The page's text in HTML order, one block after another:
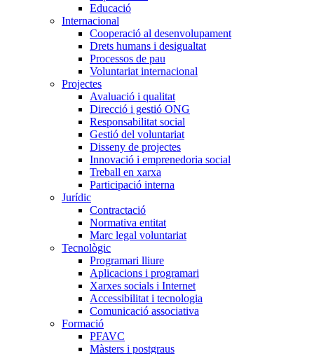
Educació
Internacional
Cooperació al desenvolupament
Drets humans i desigualtat
Processos de pau
Voluntariat internacional
Projectes
Avaluació i qualitat
Direcció i gestió ONG
Responsabilitat social
Gestió del voluntariat
Disseny de projectes
Innovació i emprenedoria social
Treball en xarxa
Participació interna
Jurídic
Contractació
Normativa entitat
Marc legal voluntariat
Tecnològic
Programari lliure
Aplicacions i programari
Xarxes socials i Internet
Accessibilitat i tecnologia
Comunicació associativa
Formació
PFAVC
Màsters i postgraus